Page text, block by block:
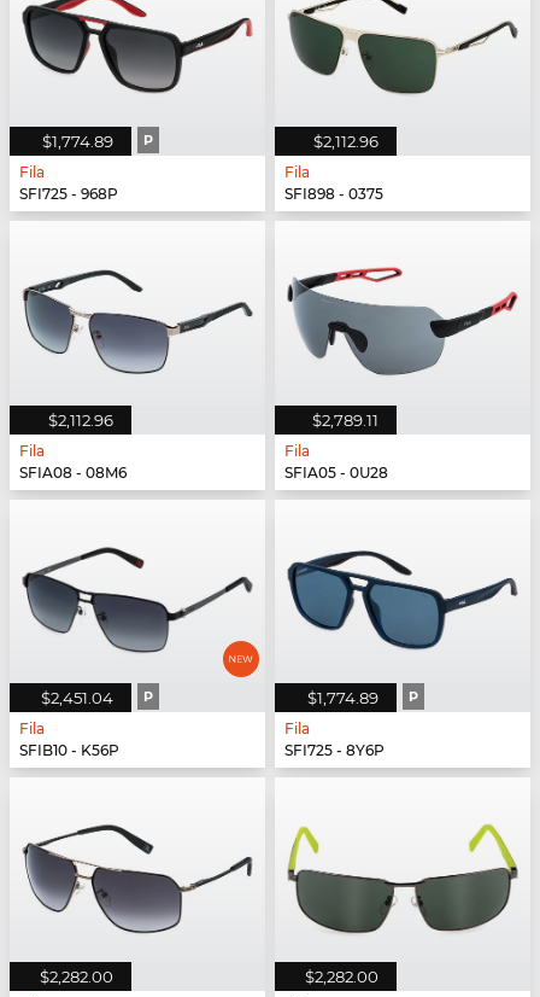
$1,774.89 P
Fila
SFI725 - 968P
$2,112.96
Fila
SFI898 - 0375
$2,112.96
Fila
SFIA08 - 08M6
$2,789.11
Fila
SFIA05 - 0U28
$2,451.04 P
Fila
SFIB10 - K56P
$1,774.89 P
Fila
SFI725 - 8Y6P
$2,282.00 $2,282.00